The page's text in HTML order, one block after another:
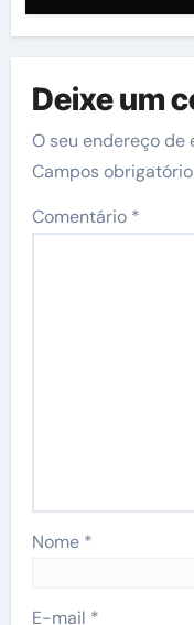
Deixe um
O seu endereço
Campos
Comentário *
Nome *
E-mail *